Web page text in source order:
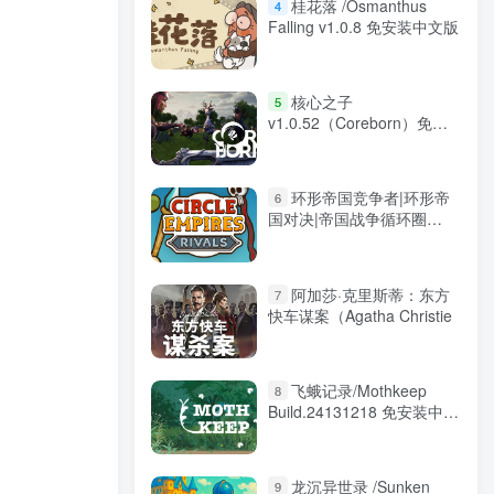
4 桂花落 /Osmanthus
Falling v1.0.8 免安装中文版
5 核心之子
v1.0.52（Coreborn）免安
6 环形帝国竞争者|环形帝
国对决|帝国战争循环圈
7 阿加莎·克里斯蒂：东方
快车谋案（Agatha Christie
8 飞蛾记录/Mothkeep
Build.24131218 免安装中文
9 龙沉异世录 /Sunken